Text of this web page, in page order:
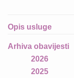
Opis usluge
Arhiva obavijesti
2026
2025